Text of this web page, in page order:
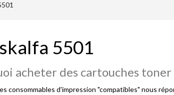
5501
acheter des cartouches
consommables d'impression "compatibles" nous